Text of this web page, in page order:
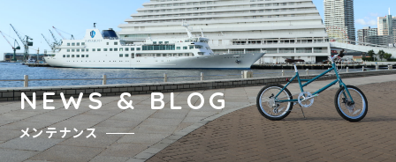
NEWS & BLOG
メンテナンス